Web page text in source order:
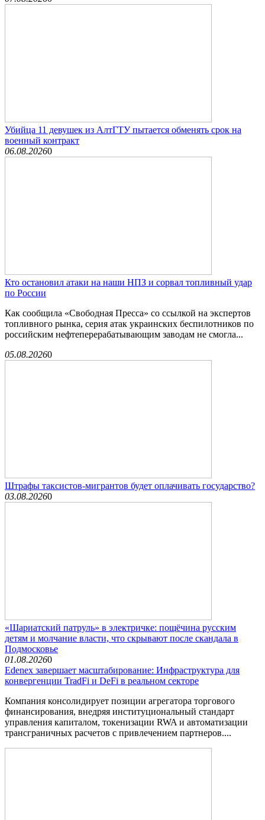
Убийца 11 девушек из АлтГТУ пытается обменять срок на
военный контракт
06.08.20260
Кто остановил атаки на наши НПЗ и сорвал топливный удар
по России
Как сообщила «Свободная Пресса» со ссылкой на экспертов
топливного рынка, серия атак украинских беспилотников по
российским нефтеперерабатывающим заводам не смогла...
05.08.20260
Штрафы таксистов-мигрантов будет оплачивать государство?
03.08.20260
«Шариатский патруль» в электричке: пощёчина русским
детям и молчание власти, что скрывают после скандала в
Подмосковье
01.08.20260
Edenex завершает масштабирование: Инфраструктура для
конвергенции TradFi и DeFi в реальном секторе
Компания консолидирует позиции агрегатора торгового
финансирования, внедряя институциональный стандарт
управления капиталом, токенизации RWA и автоматизации
трансграничных расчетов с привлечением партнеров....